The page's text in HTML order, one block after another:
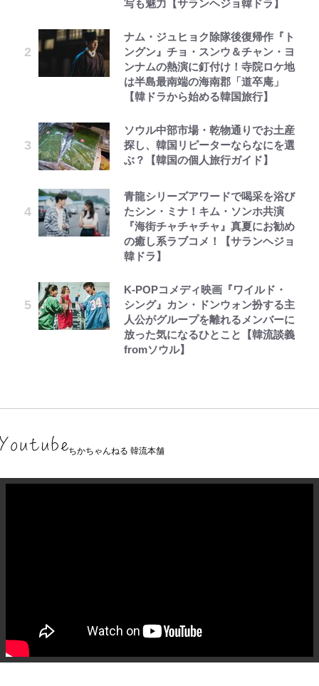
写も魅力【サランヘジョ韓ドラ】
ナム・ジュヒョク除隊後復帰作『ト
ングン』チョ・スンウ＆チャン・ヨ
ンナムの熱演に釘付け！寺院ロケ地
は半島最南端の海南郡「道卒庵」
【韓ドラから始める韓国旅行】
ソウル中部市場・乾物通りでお土産
探し、韓国リピーターならなにを選
ぶ？【韓国の個人旅行ガイド】
青龍シリーズアワードで喝采を浴び
たシン・ミナ！キム・ソンホ共演
『海街チャチャチャ』真夏にお勧め
の癒し系ラブコメ！【サランヘジョ
韓ドラ】
K-POPコメディ映画『ワイルド・
シング』カン・ドンウォン扮する主
人公がグループを離れるメンバーに
放った気になるひとこと【韓流談義
fromソウル】
ちかちゃんねる 韓流本舗